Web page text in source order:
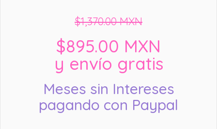
$1,370.00 MXN
$895.00 MXN
y envío gratis
Meses sin Intereses
pagando con Paypal